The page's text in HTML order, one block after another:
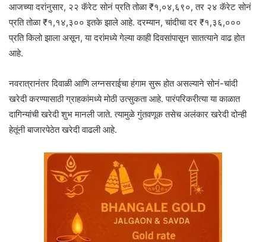
आजच्या दरांनुसार, २२ कॅरेट सोनं प्रति तोळा ₹१,०४,६९०, तर २४ कॅरेट सोनं
प्रति तोळा ₹१,१४,३०० इतके झाले आहे. दरम्यान, चांदीचा दर ₹१,३६,०००
प्रति किलो झाला असून, या दरांमध्ये गेल्या काही दिवसांपासून सातत्याने वाढ होत
आहे.
नवरात्रानंतर दिवाळी आणि लग्नसराईचा हंगाम सुरू होत असल्याने सोनं-चांदी
खरेदी करण्यासाठी ग्राहकांमध्ये मोठी उत्सुकता आहे. पारंपरिकरीत्या या काळात
दागिन्यांची खरेदी शुभ मानली जाते. त्यामुळे गुंतवणूक तसेच अलंकार खरेदी दोन्ही
हेतूंनी बाजारपेठेत खरेदी वाढली आहे.